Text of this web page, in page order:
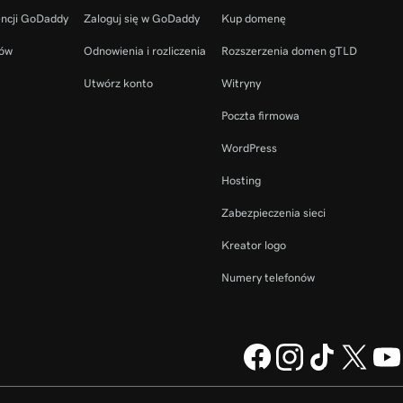
GoDaddy Zaloguj się w GoDaddy
Odnowienia i rozliczenia
Utwórz konto
Kup domenę
Rozszerzenia domen gTLD
Witryny
Poczta firmowa
WordPress
Hosting
Zabezpieczenia sieci
Kreator logo
Numery telefonów